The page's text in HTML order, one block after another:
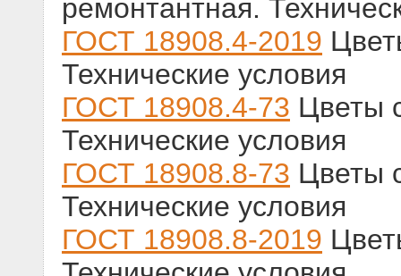
ремонтантная.
ГОСТ 18908.4-2019
Технические условия
ГОСТ 18908.4-73 Цветы
Технические условия
ГОСТ 18908.8-73 Цветы
Технические условия
ГОСТ 18908.8-2019